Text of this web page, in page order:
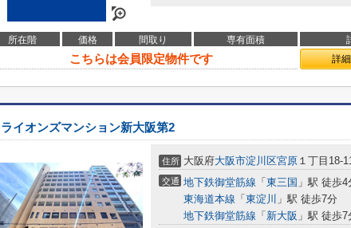
所在階 価格 間取り 専有面積
こちらは会員限定物件です 詳
ライオンズマンション新大阪第2
住所 大阪府大阪市淀川区宮原 １丁目18-
交通 地下鉄御堂筋線 「 東三国 」駅 徒歩4
東海道本線 「 東淀川 」駅 徒歩7分
地下鉄御堂筋線 「 新大阪 」駅 徒歩7